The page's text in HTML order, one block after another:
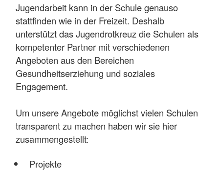
Jugendarbeit kann in der Schule genauso
stattfinden wie in der Freizeit. Deshalb
unterstützt das Jugendrot­kreuz die Schulen als
kom­petenter Partner mit ver­schiedenen
Angeboten aus den Bereichen
Gesundheitserziehung und soziales
En­gagement.
Um unsere Angebote mög­lichst vielen Schulen
transpa­rent zu machen haben wir sie hier
zusammengestellt:
Projekte